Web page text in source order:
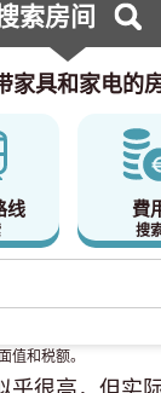
索房间
家具和家电的房
线 費
搜
值和税额。